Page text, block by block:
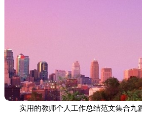
实用的教师个人工作总结范文集合九